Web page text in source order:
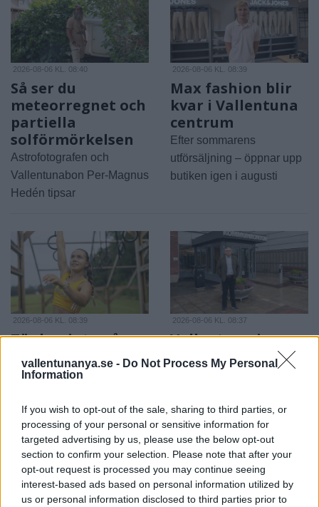
vallentunanya.se - Do Not Process My Personal
Information
If you wish to opt-out of the sale, sharing to third parties, or
processing of your personal or sensitive information for
targeted advertising by us, please use the below opt-out
section to confirm your selection. Please note that after your
opt-out request is processed you may continue seeing
interest-based ads based on personal information utilized by
us or personal information disclosed to third parties prior to
2026-08-06 KL. 08:40
Så ser du
meteorregnet och
partiella
solförmörkelsen
Astrofotografen och
Vallentunabon Per-Magnus
Hedén tipsar
2026-08-06 KL. 08:39
Max fashion blir
kvar i Vallentuna
centrum
Efter sommarens
utförsäljning – öppnar upp
butiken igen i augusti
2026-08-06 KL. 08:39
Tänker inte på
medaljer
Efter succén på hemma-
lägga förväntningarna åt
sidan när världseliten
samlas i irländska Limerick
2026-08-06 KL. 08:37
Vallentuna ingen
toppkommun för
äldre
kartläggning från
försäkringsbolag